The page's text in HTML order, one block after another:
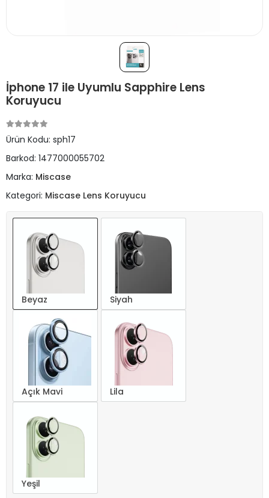
İphone 17 ile Uyumlu Sapphire Lens
Koruyucu
Ürün Kodu: sph17
Barkod: 1477000055702
Marka: Miscase
Kategori: Miscase Lens Koruyucu
Beyaz Siyah
Açık Mavi Lila
Yeşil